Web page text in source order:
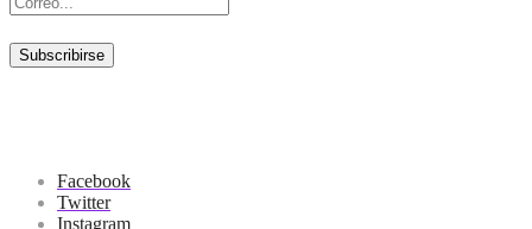
Facebook
Twitter
Instagram